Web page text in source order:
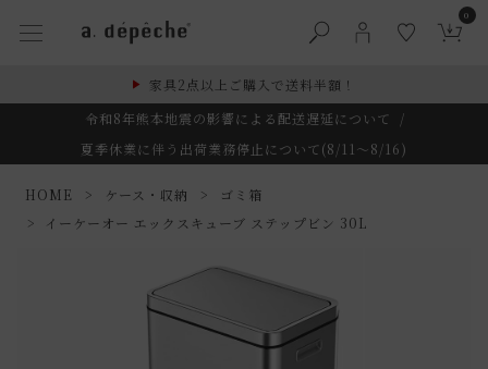
0
家具2点以上ご購入で送料半額！
令和8年熊本地震の影響による配送遅延について
/
夏季休業に伴う出荷業務停止について(8/11～8/16)
HOME ケース・収納
ゴミ箱
イーケーオー エックスキューブ ステップビン 30L